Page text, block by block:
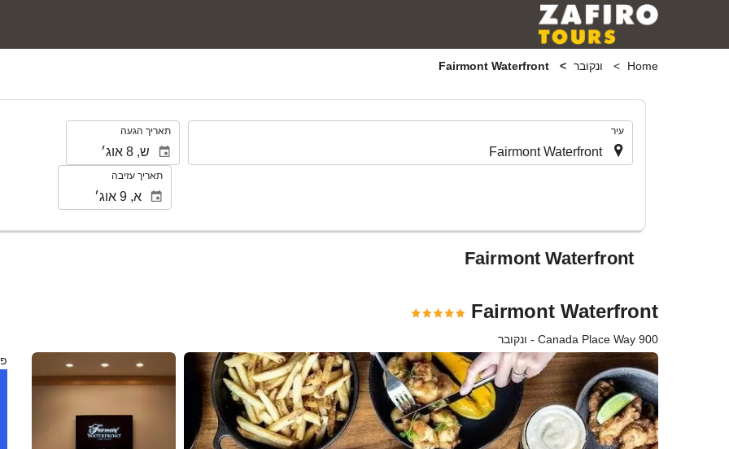
Home ונקובר
עיר תאריך הגעה
תאריך עזיבה
Fairmont Waterfront
Fairmont Waterfront
900 Canada Place Way - ונקובר
ראה 25 תמונות